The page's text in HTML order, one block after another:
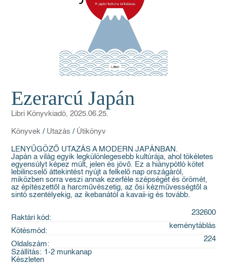
Ezerarcú Japán
Libri Könyvkiadó, 2025.06.25.
Könyvek / Utazás / Útikönyv
LENYŰGÖZŐ UTAZÁS A MODERN JAPÁNBAN.
Japán a világ egyik legkülönlegesebb kultúrája, ahol tökéletes
egyensúlyt képez múlt, jelen és jövő. Ez a hiánypótló kötet
lebilincselő áttekintést nyújt a felkelő nap országáról,
miközben sorra veszi annak ezerféle szépségét és örömét,
az építészettől a harcművészetig, az ősi kézművességtől a
sintó szentélyekig, az ikebanától a kavaii-ig és tovább.
Raktári kód:
232600
Kötésmód:
keménytáblás
Oldalszám:
224
Szállítás: 1-2 munkanap
Készleten